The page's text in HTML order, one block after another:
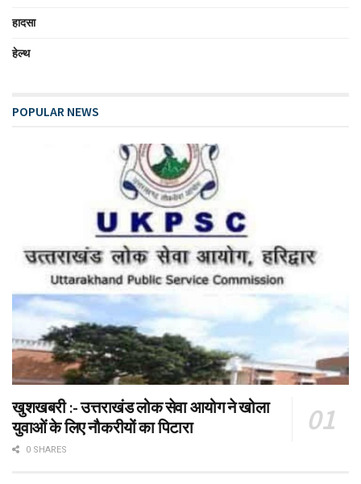
हादसा
हेल्थ
POPULAR NEWS
खुशखबरी :- उत्तराखंड लोक सेवा आयोग ने खोला
युवाओं के लिए नौकरीयों का पिटारा
0 SHARES